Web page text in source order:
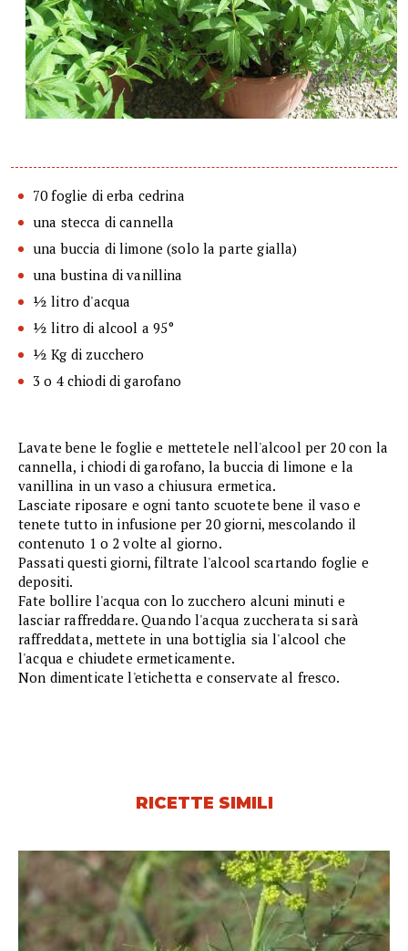
70 foglie di erba cedrina
una stecca di cannella
una buccia di limone (solo la parte gialla)
una bustina di vanillina
½ litro d'acqua
½ litro di alcool a 95°
½ Kg di zucchero
3 o 4 chiodi di garofano
Lavate bene le foglie e mettetele nell'alcool per 20 con la
cannella, i chiodi di garofano, la buccia di limone e la
vanillina in un vaso a chiusura ermetica.
Lasciate riposare e ogni tanto scuotete bene il vaso e
tenete tutto in infusione per 20 giorni, mescolando il
contenuto 1 o 2 volte al giorno.
Passati questi giorni, filtrate l'alcool scartando foglie e
depositi.
Fate bollire l'acqua con lo zucchero alcuni minuti e
lasciar raffreddare. Quando l'acqua zuccherata si sarà
raffreddata, mettete in una bottiglia sia l'alcool che
l'acqua e chiudete ermeticamente.
Non dimenticate l'etichetta e conservate al fresco.
RICETTE SIMILI